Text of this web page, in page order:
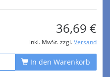
36,69 €
inkl. MwSt. zzgl. Versand
In den Warenkorb